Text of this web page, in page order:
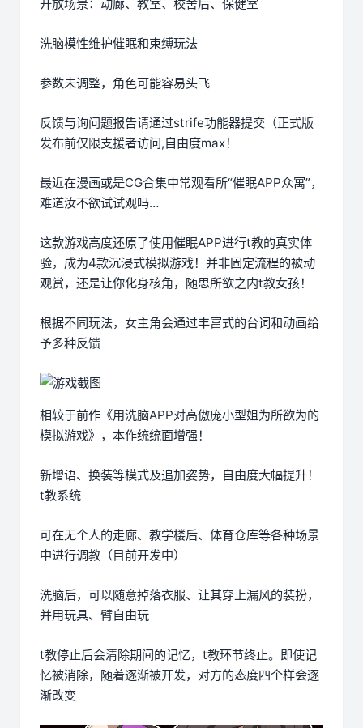
开放场景：动廊、教室、校舍后、保健室
洗脑模性维护催眠和束缚玩法
参数未调整，角色可能容易头飞
反馈与询问题报告请通过strife功能器提交（正式版
发布前仅限支援者访问,自由度max！
最近在漫画或是CG合集中常观看所“催眠APP众寓”，
难道汝不欲试试观吗…
这款游戏高度还原了使用催眠APP进行t教的真实体
验，成为4款沉浸式模拟游戏！并非固定流程的被动
观赏，还是让你化身核角，随思所欲之内t教女孩！
根据不同玩法，女主角会通过丰富式的台词和动画给
予多种反馈
相较于前作《用洗脑APP对高傲庞小型姐为所欲为的
模拟游戏》，本作统统面增强！
新增语、换装等模式及追加姿势，自由度大幅提升！
t教系统
可在无个人的走廊、教学楼后、体育仓库等各种场景
中进行调教（目前开发中）
洗脑后，可以随意掉落衣服、让其穿上漏风的装扮，
并用玩具、臂自由玩
t教停止后会清除期间的记忆，t教环节终止。即使记
忆被消除，随着逐渐被开发，对方的态度四个样会逐
渐改变